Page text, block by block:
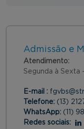
Admissão e
Atendimento:
Segunda à Sexta
E-mail :
Telefone: (13)
WhatsApp: (11)
Redes sociais: